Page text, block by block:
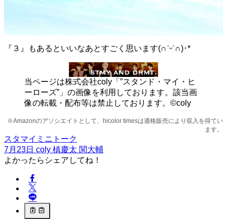
『３』もあるといいなあとすごく思います(∩ˊᵕˋ∩)･*
当ページは株式会社coly「”スタンド・マイ・ヒ
ーローズ”」の画像を利用しております。該当画
像の転載・配布等は禁止しております。©coly
※Amazonのアソシエイトとして、hicolor timesは適格販売により収入を得てい
ます。
スタマイミニトーク
7月23日 coly 槙慶太 関大輔
よかったらシェアしてね！